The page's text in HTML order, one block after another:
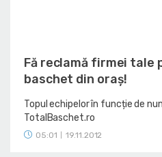
Fă reclamă firmei tale
baschet din oraș!
Topul echipelor în funcție de
TotalBaschet.ro
05:01 19.11.2012